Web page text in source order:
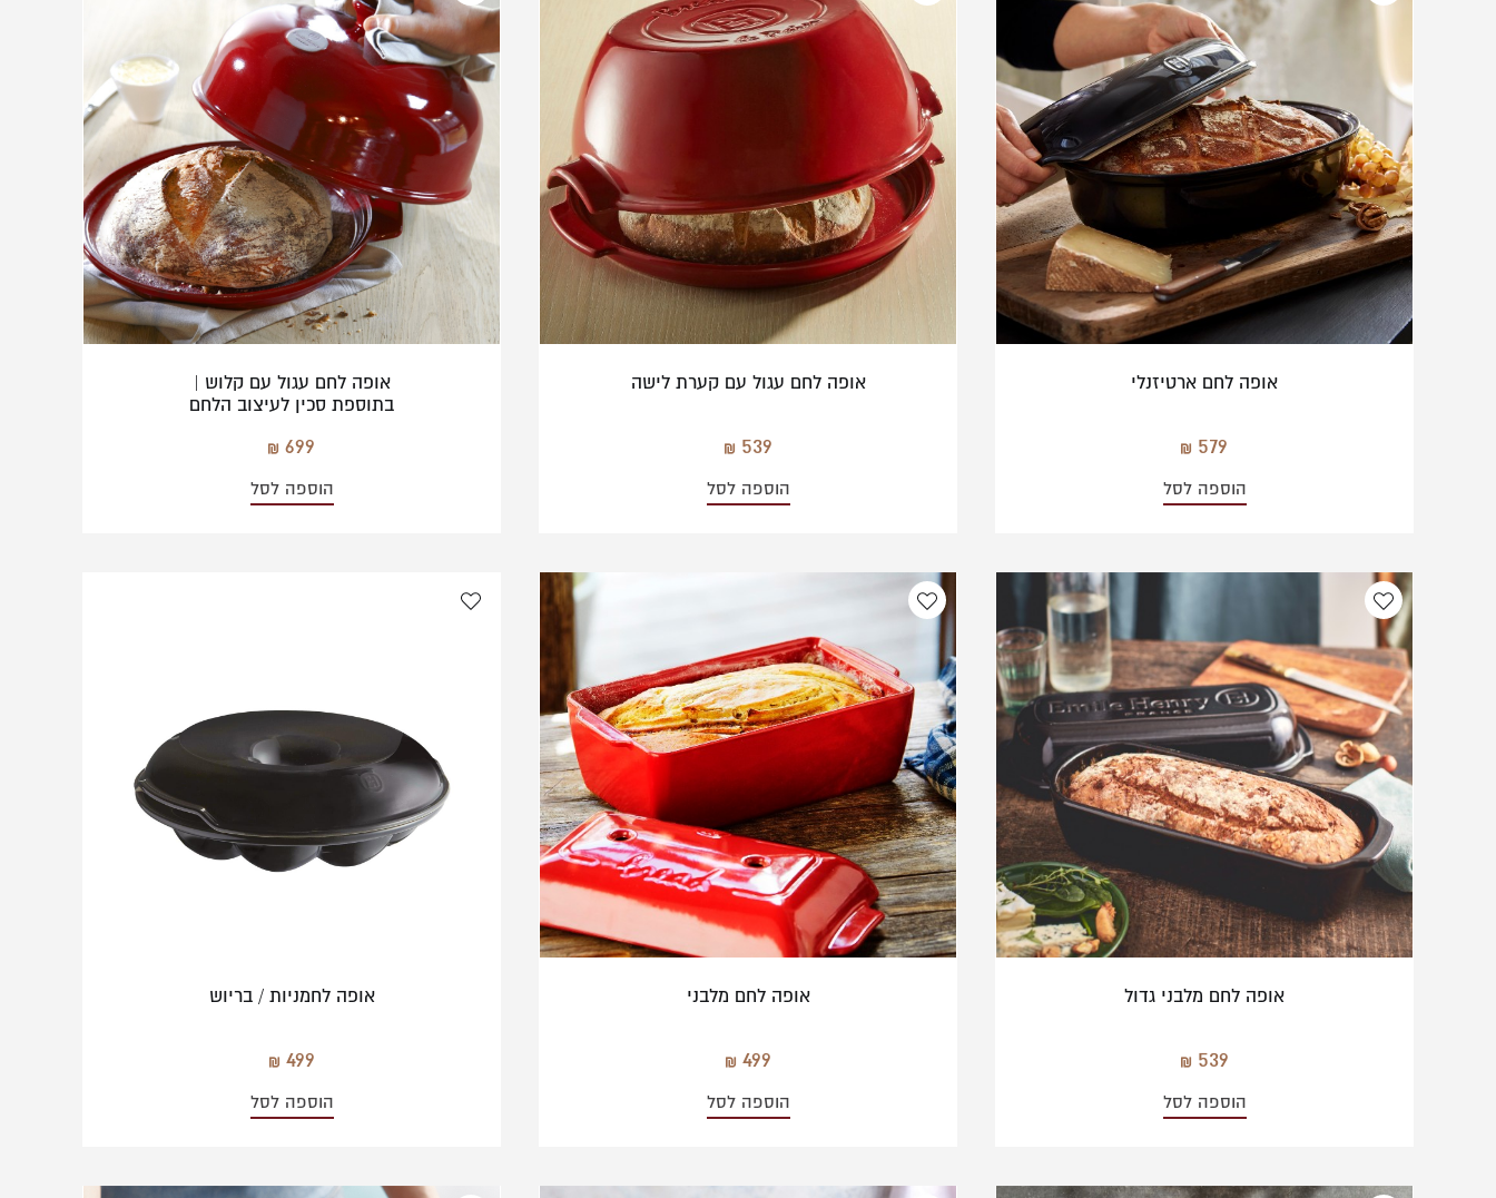
כלים מנירוסטה
Samuel Groves
אפור
אופה לחם ארטיזנלי
579
הוספה לסל
אופה לחם עגול עם קערת לישה
539
הוספה לסל
אופה לחם עגול עם קלוש |
בתוספת סכין לעיצוב הלחם
699
הוספה לסל
אופה לחם מלבני גדול
539
הוספה לסל
אופה לחם מלבני
499
הוספה לסל
אופה לחמניות / בריוש
499
הוספה לסל